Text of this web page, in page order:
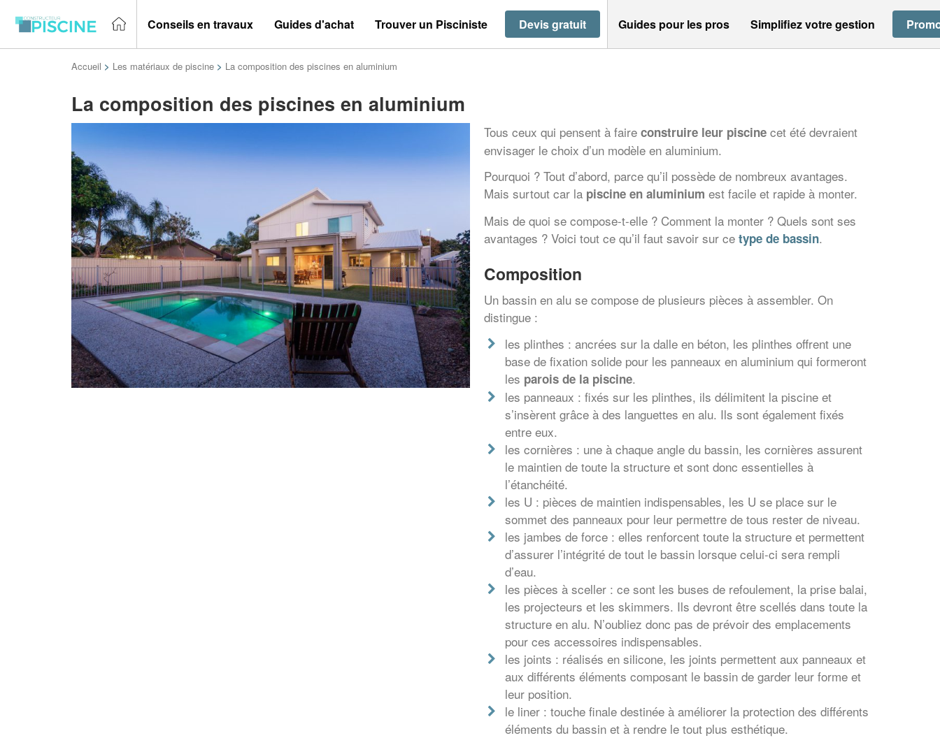
Conseils en travaux Guides d'achat Trouver un Pisciniste Devis gratuit Guides pour les pros Simplifiez votre gestion
Accueil > Les matériaux de piscine > La composition des piscines en aluminium
La composition des piscines en aluminium
Tous ceux qui pensent à faire construire leur piscine cet été devraient
envisager le choix d’un modèle en aluminium.
Pourquoi ? Tout d’abord, parce qu’il possède de nombreux avantages.
Mais surtout car la piscine en aluminium est facile et rapide à monter.
Mais de quoi se compose-t-elle ? Comment la monter ? Quels sont ses
avantages ? Voici tout ce qu’il faut savoir sur ce type de bassin.
Composition
Un bassin en alu se compose de plusieurs pièces à assembler. On
distingue :
les plinthes : ancrées sur la dalle en béton, les plinthes offrent une
base de fixation solide pour les panneaux en aluminium qui formeront
les parois de la piscine.
les panneaux : fixés sur les plinthes, ils délimitent la piscine et
s’insèrent grâce à des languettes en alu. Ils sont également fixés
entre eux.
les cornières : une à chaque angle du bassin, les cornières assurent
le maintien de toute la structure et sont donc essentielles à
l’étanchéité.
les U : pièces de maintien indispensables, les U se place sur le
sommet des panneaux pour leur permettre de tous rester de niveau.
les jambes de force : elles renforcent toute la structure et permettent
d’assurer l’intégrité de tout le bassin lorsque celui-ci sera rempli
d’eau.
les pièces à sceller : ce sont les buses de refoulement, la prise balai,
les projecteurs et les skimmers. Ils devront être scellés dans toute la
structure en alu. N’oubliez donc pas de prévoir des emplacements
pour ces accessoires indispensables.
les joints : réalisés en silicone, les joints permettent aux panneaux et
aux différents éléments composant le bassin de garder leur forme et
leur position.
le liner : touche finale destinée à améliorer la protection des différents
éléments du bassin et à rendre le tout plus esthétique.